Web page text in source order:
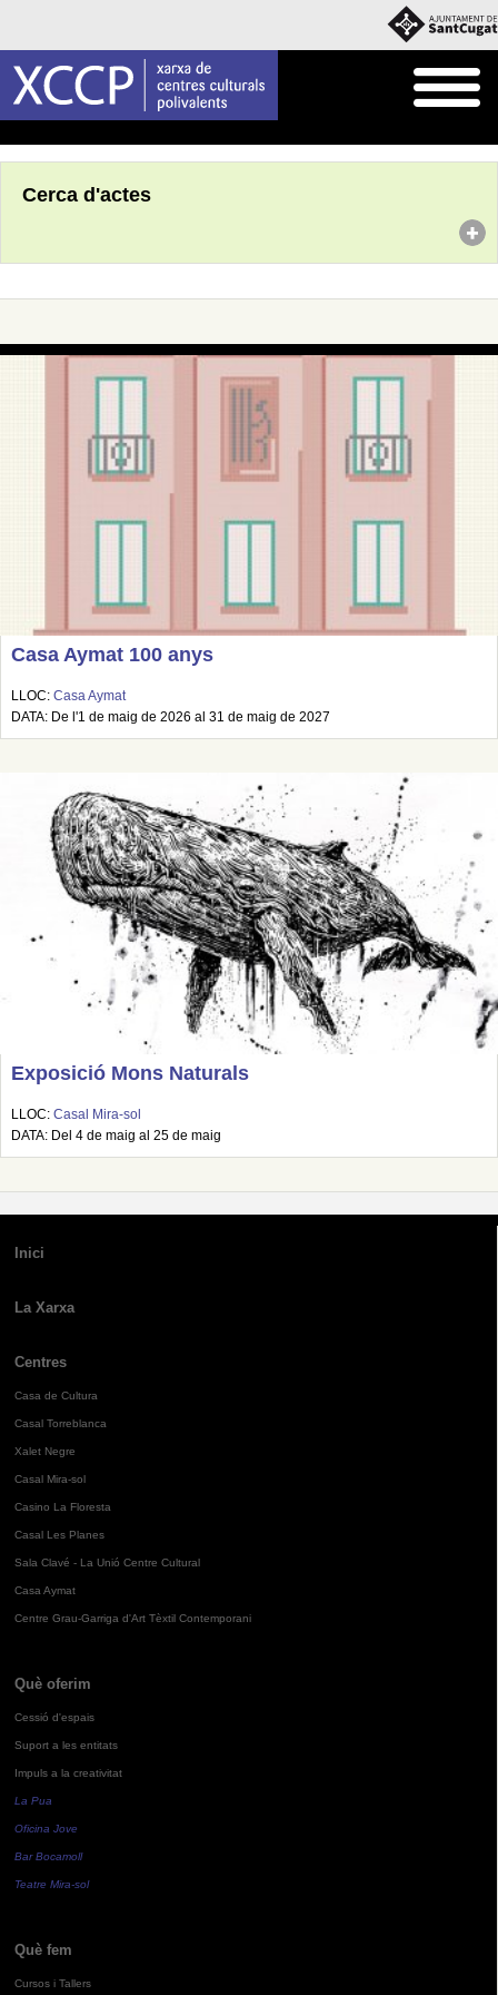
Cerca d'actes
Casa Aymat 100 anys
LLOC: Casa Aymat
DATA: De l'1 de maig de 2026 al 31 de maig de 2027
Exposició Mons Naturals
LLOC: Casal Mira-sol
DATA: Del 4 de maig al 25 de maig
Inici
La Xarxa
Centres
Casa de Cultura
Casal Torreblanca
Xalet Negre
Casal Mira-sol
Casino La Floresta
Casal Les Planes
Sala Clavé - La Unió Centre Cultural
Casa Aymat
Centre Grau-Garriga d'Art Tèxtil Contemporani
Què oferim
Cessió d'espais
Suport a les entitats
Impuls a la creativitat
La Pua
Oficina Jove
Bar Bocamoll
Teatre Mira-sol
Què fem
Cursos i Tallers